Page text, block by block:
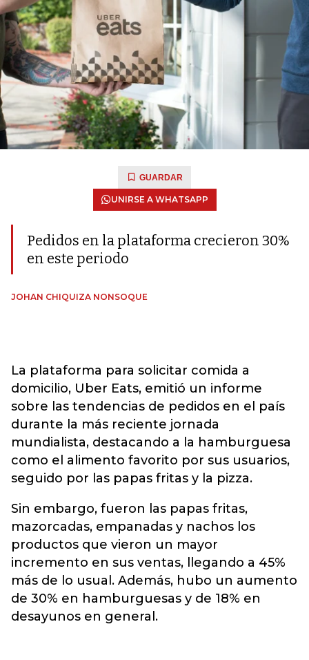
GUARDAR
UNIRSE A WHATSAPP
Pedidos en la plataforma crecieron 30%
en este periodo
JOHAN CHIQUIZA NONSOQUE
La plataforma para solicitar comida a
domicilio, Uber Eats, emitió un informe
sobre las tendencias de pedidos en el país
durante la más reciente jornada
mundialista, destacando a la hamburguesa
como el alimento favorito por sus usuarios,
seguido por las papas fritas y la pizza.
Sin embargo, fueron las papas fritas,
mazorcadas, empanadas y nachos los
productos que vieron un mayor
incremento en sus ventas, llegando a 45%
más de lo usual. Además, hubo un aumento
de 30% en hamburguesas y de 18% en
desayunos en general.